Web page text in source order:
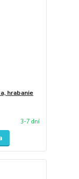
hrabanie
3-7 dní